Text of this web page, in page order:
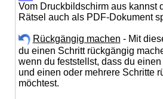
Vom Druckbildschirm aus kannst
Rätsel auch als PDF-Dokument
Rückgängig machen - Mit
du einen Schritt rückgängig
wenn du feststellst, dass du
und einen oder mehrere Schritte
möchtest.